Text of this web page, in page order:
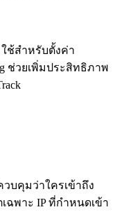
ช้สำหรับตั้งค่า
ช่วยเพิ่มประสิทธิภาพ
วบคุมว่าใครเข้าถึง
ฉพาะ IP ที่กำหนดเข้า